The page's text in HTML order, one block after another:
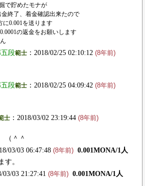
で貯めたモナが
終了、着金確認出来たので
に0.001を送ります
の返金をお願いします
段範士 ：2018/02/25 02:10:12 (8年前)
段範士 ：2018/02/25 04:09:42 (8年前)
士 ：2018/03/02 23:19:44 (8年前)
＾＾
03/03 06:47:48 (8年前) 0.001MONA/1人
す。
03/03 21:27:41 (8年前) 0.001MONA/1人